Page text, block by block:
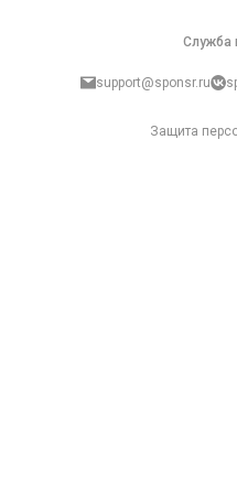
Служба
support@sponsr.ru
Защита